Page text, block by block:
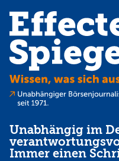
Unabhängig im
Immer einen